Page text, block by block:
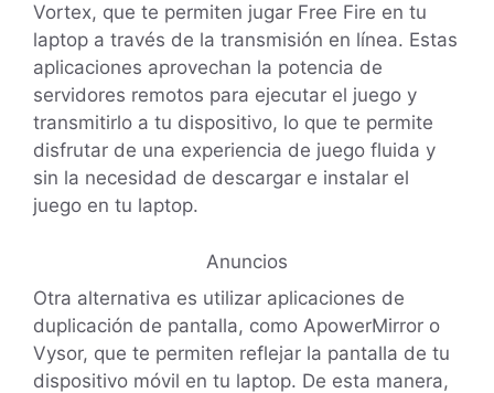
Vortex, que te permiten jugar Free Fire en tu
laptop a través de la transmisión en línea. Estas
aplicaciones aprovechan la potencia de
servidores remotos para ejecutar el juego y
transmitirlo a tu dispositivo, lo que te permite
disfrutar de una experiencia de juego fluida y
sin la necesidad de descargar e instalar el
juego en tu laptop.
Anuncios
Otra alternativa es utilizar aplicaciones de
duplicación de pantalla, como ApowerMirror o
Vysor, que te permiten reflejar la pantalla de tu
dispositivo móvil en tu laptop. De esta manera,